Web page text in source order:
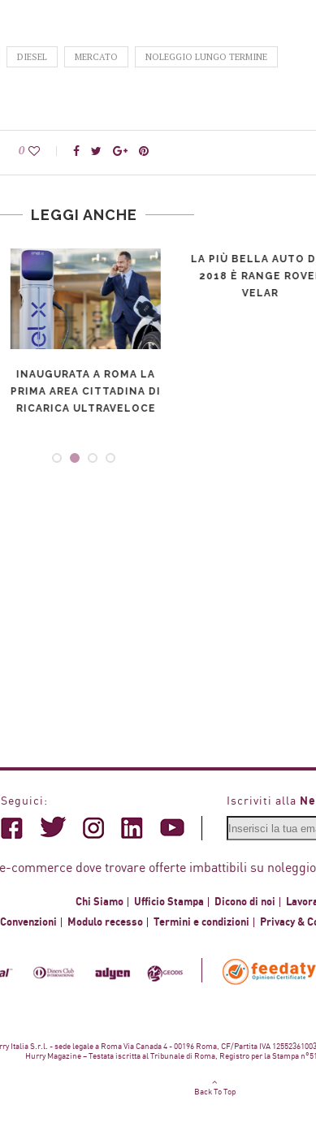
DIESEL MERCATO NOLEGGIO LUNGO TERMINE
0
LEGGI ANCHE
INAUGURATA A ROMA LA
PRIMA AREA CITTADINA DI
RICARICA ULTRAVELOCE
LA PIÙ BELLA AUTO
2018 È RANGE
VELAR
Seguici: Iscriviti alla
commerce dove trovare offerte imbattibili su
Chi Siamo Ufficio Stampa Dicono di noi
Convenzioni
Modulo recesso Termini e condizioni Privacy &
Italia S.r.l. - sede legale a Roma Via Canada 4 - 00196 Roma, CF/Partita IVA
Hurry Magazine – Testata iscritta al Tribunale di Roma, Registro per la Stampa
Back To Top